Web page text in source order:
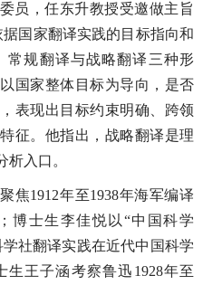
员，任东升教授受邀做主旨
据国家翻译实践的目标指向和
常规翻译与战略翻译三种形
国家整体目标为导向，是否
表现出目标约束明确、跨领
征。他指出，战略翻译是理
入口。
焦1912年至1938年海军编译
博士生李佳悦以“中国科学
社翻译实践在近代中国科学
王子涵考察鲁迅1928年至